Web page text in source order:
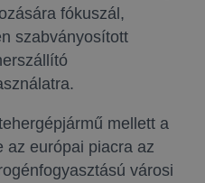
fókuszál,
szabványosított
mellett a
az európai piacra az
városi